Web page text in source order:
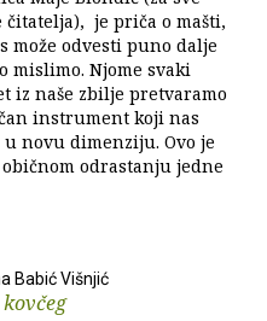
čitatelja), je priča o mašti,
može odvesti puno dalje
mislimo. Njome svaki
iz naše zbilje pretvaramo
instrument koji nas
novu dimenziju. Ovo je
odrastanju jedne
Babić Višnjić